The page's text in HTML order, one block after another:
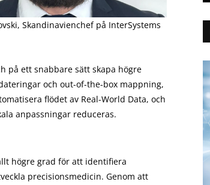
Skandinavienchef på InterSystems
på ett snabbare sätt skapa högre
och out-of-the-box mappning,
flödet av Real-World Data, och
anpassningar reduceras.
högre grad för att identifiera
precisionsmedicin. Genom att